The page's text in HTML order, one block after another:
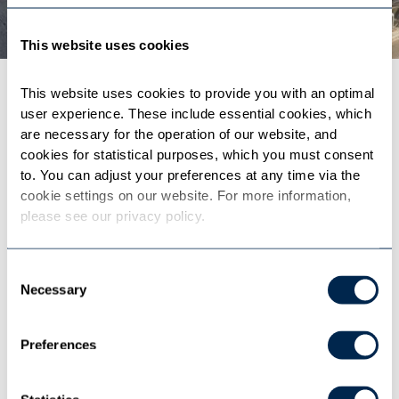
This website uses cookies
This website uses cookies to provide you with an optimal
user experience. These include essential cookies, which
are necessary for the operation of our website, and
cookies for statistical purposes, which you must consent
to. You can adjust your preferences at any time via the
cookie settings on our website. For more information,
please see our privacy policy.
Selection
Necessary
Preferences
Despacho de personal
Turnos justos
La persona correcta en el lugar y el
momento exactos: IVU.crew le asiste
durante todo el proceso de despacho del
personal y lleva a sus empleados allí
donde se necesitan, ya sea al puesto de
conducción del autobús, a la cabina del
maquinista del tren o a la plataforma
elevadora del taller.